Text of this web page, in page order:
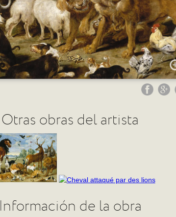
Otras obras del artista
Información de la obra